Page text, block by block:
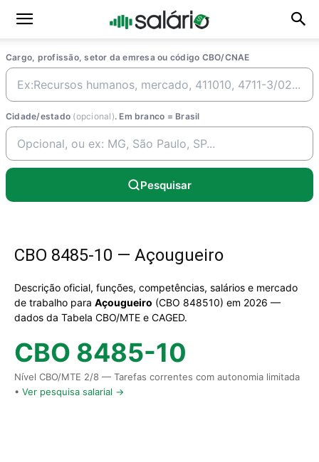
Cargo, profissão, setor da emresa ou código CBO/CNAE
Cidade/estado (opcional). Em branco = Brasil
Pesquisar
CBO 8485-10 — Açougueiro
Descrição oficial, funções, competências, salários e mercado
de trabalho para Açougueiro (CBO 848510) em 2026 —
dados da Tabela CBO/MTE e CAGED.
CBO 8485-10
Nível CBO/MTE 2/8 — Tarefas correntes com autonomia limitada
• Ver pesquisa salarial →